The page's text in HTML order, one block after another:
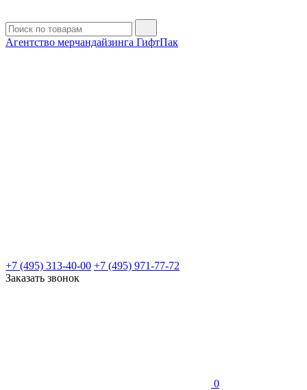
Агентство мерчандайзинга ГифтПак
+7 (495) 313-40-00 +7 (495) 971-77-72
Заказать звонок
0